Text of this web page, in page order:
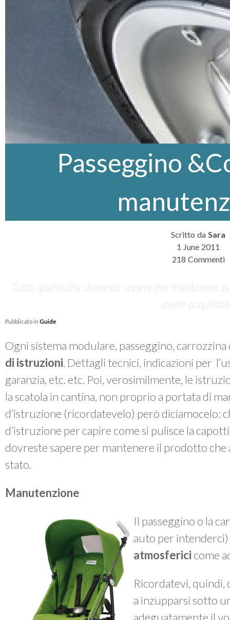
Passeggino
Scritto da Sara
1 June 2011
218 Commenti
Tutto quello che dovreste sapere per mantenere
avete
Pubblicato in Guide
Ogni sistema modulare, passeggino,
di istruzioni. Dettagli tecnici, indicazioni per
garanzia, etc. etc. Poi, verosimilmente, le
la scatola in cantina, non proprio a portata di
d’istruzione (ricordatevelo) però diciamocelo:
d’istruzione per capire come si pulisce la
dovreste sapere per mantenere il prodotto
stato.
Manutenzione
Il passeggino o la
auto per
atmosferici come
Ricordatevi, quindi,
a inzupparsi sotto
adeguatamente il